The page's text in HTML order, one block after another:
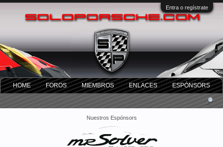
Entra o regístrate
Nuestros Espónsors
HOME FOROS MIEMBROS ENLACES ESPÓNSORS